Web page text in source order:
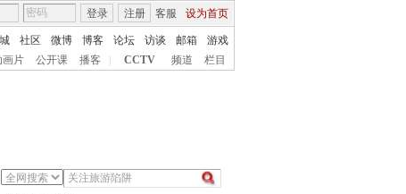
客服 设为首页
登录 注册
社区 微博 博客 论坛 访谈 邮箱
游戏
画片 公开课 播客 CCTV 频道 栏目